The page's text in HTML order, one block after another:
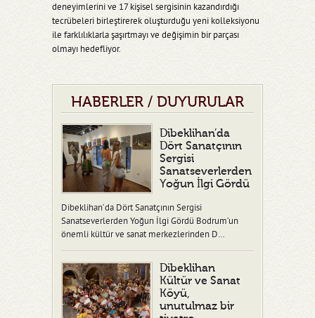
deneyimlerini ve 17 kişisel sergisinin kazandırdığı
tecrübeleri birleştirerek oluşturduğu yeni kolleksiyonu
ile farklılıklarla şaşırtmayı ve değişimin bir parçası
olmayı hedefliyor.
HABERLER / DUYURULAR
Dibeklihan’da
Dört Sanatçının
Sergisi
Sanatseverlerden
Yoğun İlgi Gördü
Dibeklihan’da Dört Sanatçının Sergisi
Sanatseverlerden Yoğun İlgi Gördü Bodrum’un
önemli kültür ve sanat merkezlerinden D…
Dibeklihan
Kültür ve Sanat
Köyü,
unutulmaz bir